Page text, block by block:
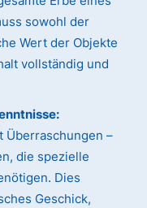
sowohl der
Wert der Objekte
vollständig und
Überraschungen –
die spezielle
Dies
Geschick,